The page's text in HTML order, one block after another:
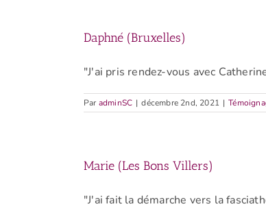
Daphné (Bruxelles)
"J'ai pris rendez-vous avec
Par adminSC | décembre 2nd, 2021 |
Marie (Les Bons Villers)
"J'ai fait la démarche vers la